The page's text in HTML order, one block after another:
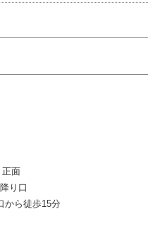
面
り口
から徒歩15分